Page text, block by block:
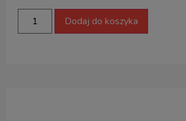
Dodaj do koszyka